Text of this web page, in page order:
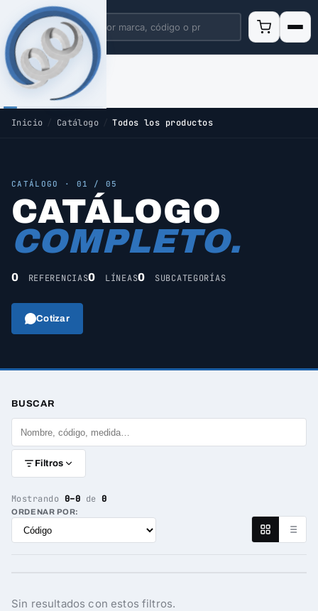
Inicio Catálogo Todos los productos
CATÁLOGO · 01 / 05
CATÁLOGO
COMPLETO.
0 REFERENCIAS0 LÍNEAS0 SUBCATEGORÍAS
Cotizar
BUSCAR
Filtros
Mostrando 0–0 de0
ORDENAR POR:
Sin resultados con estos filtros.